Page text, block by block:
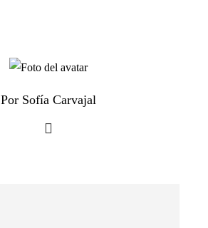
Por Sofía Carvajal